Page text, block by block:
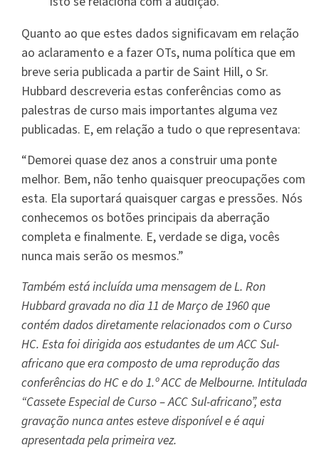
Quanto ao que estes dados significavam em relação
ao aclaramento e a fazer OTs, numa política que em
breve seria publicada a partir de Saint Hill, o Sr.
Hubbard descreveria estas conferências como as
palestras de curso mais importantes alguma vez
publicadas. E, em relação a tudo o que representava:
“Demorei quase dez anos a construir uma ponte
melhor. Bem, não tenho quaisquer preocupações com
esta. Ela suportará quaisquer cargas e pressões. Nós
conhecemos os botões principais da aberração
completa e finalmente. E, verdade se diga, vocês
nunca mais serão os mesmos.”
Também está incluída uma mensagem de L. Ron
Hubbard gravada no dia 11 de Março de 1960 que
contém dados diretamente relacionados com o Curso
HC. Esta foi dirigida aos estudantes de um ACC Sul-
africano que era composto de uma reprodução das
conferências do HC e do 1.º ACC de Melbourne. Intitulada
“Cassete Especial de Curso – ACC Sul-africano”, esta
gravação nunca antes esteve disponível e é aqui
apresentada pela primeira vez.